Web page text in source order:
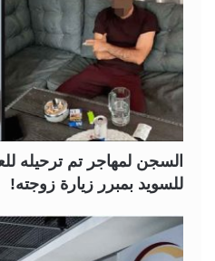
السجن لمهاجر تم ترحيله
للسويد بمبرر زيارة زوجته!